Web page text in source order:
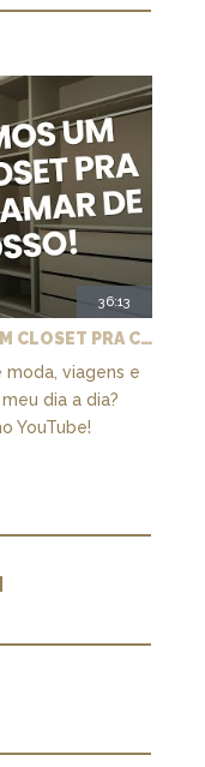
36:13
EP. 6: A SAGA DA CASA - TEMOS UM CLOSET PRA CHAMAR DE NOSSO + MARCENARIA E PAISAGISMO
viagens e
dia a dia?
YouTube!